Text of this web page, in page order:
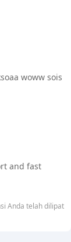
woww sois
and fast
Anda telah dilipat